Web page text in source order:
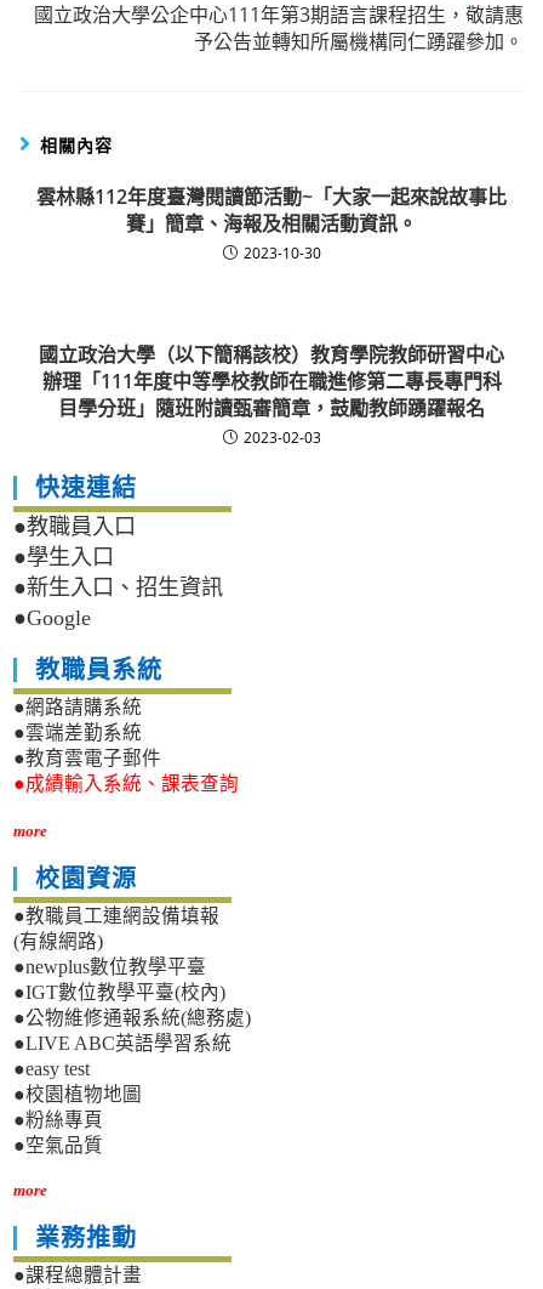
國立政治大學公企中心111年第3期語言課程招生，敬請惠
予公告並轉知所屬機構同仁踴躍參加。
相關內容
雲林縣112年度臺灣閱讀節活動~「大家一起來說故事比
賽」簡章、海報及相關活動資訊。
2023-10-30
國立政治大學（以下簡稱該校）教育學院教師研習中心
辦理「111年度中等學校教師在職進修第二專長專門科
目學分班」隨班附讀甄審簡章，鼓勵教師踴躍報名
2023-02-03
快速連結
●教職員入口
●學生入口
●新生入口、招生資訊
●Google
教職員系統
●網路請購系統
●雲端差勤系統
●教育雲電子郵件
●成績輸入系統、課表查詢
more
校園資源
●教職員工連網設備填報
(有線網路)
●newplus數位教學平臺
●IGT數位教學平臺(校內)
●公物維修通報系統(總務處)
●LIVE ABC英語學習系統
●easy test
●校園植物地圖
●粉絲專頁
●空氣品質
more
業務推動
●課程總體計畫